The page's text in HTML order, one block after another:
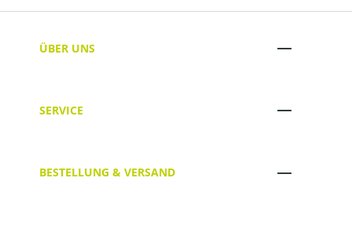
ÜBER UNS
SERVICE
BESTELLUNG & VERSAND